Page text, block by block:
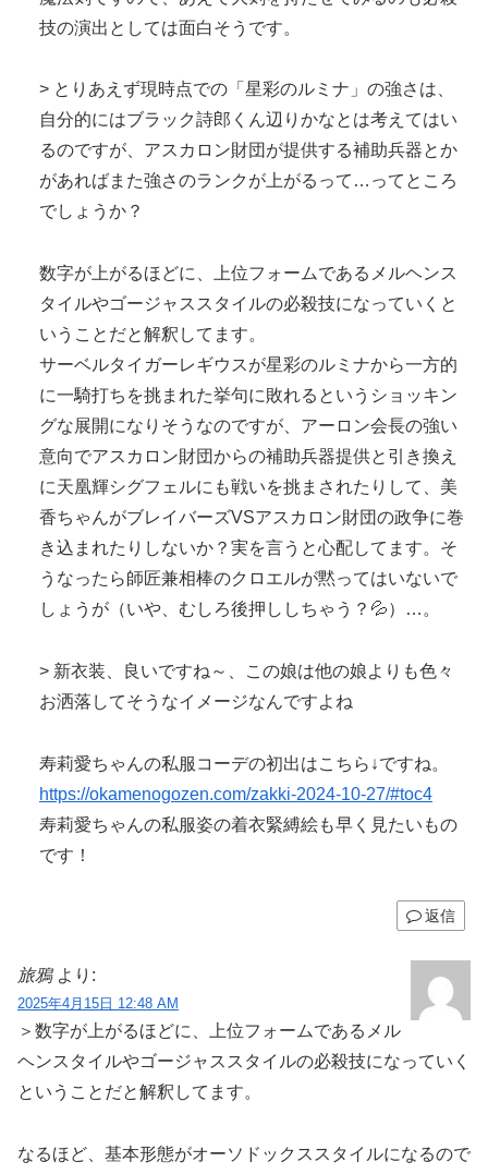
技の演出としては面白そうです。
> とりあえず現時点での「星彩のルミナ」の強さは、
自分的にはブラック詩郎くん辺りかなとは考えてはい
るのですが、アスカロン財団が提供する補助兵器とか
があればまた強さのランクが上がるって…ってところ
でしょうか？
数字が上がるほどに、上位フォームであるメルヘンス
タイルやゴージャススタイルの必殺技になっていくと
いうことだと解釈してます。
サーベルタイガーレギウスが星彩のルミナから一方的
に一騎打ちを挑まれた挙句に敗れるというショッキン
グな展開になりそうなのですが、アーロン会長の強い
意向でアスカロン財団からの補助兵器提供と引き換え
に天凰輝シグフェルにも戦いを挑まされたりして、美
香ちゃんがブレイバーズVSアスカロン財団の政争に巻
き込まれたりしないか？実を言うと心配してます。そ
うなったら師匠兼相棒のクロエルが黙ってはいないで
しょうが（いや、むしろ後押ししちゃう？💦）…。
> 新衣装、良いですね～、この娘は他の娘よりも色々
お洒落してそうなイメージなんですよね
寿莉愛ちゃんの私服コーデの初出はこちら↓ですね。
https://okamenogozen.com/zakki-2024-10-27/#toc4
寿莉愛ちゃんの私服姿の着衣緊縛絵も早く見たいもの
です！
返信
旅鴉 より:
2025年4月15日 12:48 AM
＞数字が上がるほどに、上位フォームであるメル
ヘンスタイルやゴージャススタイルの必殺技になっていく
ということだと解釈してます。
なるほど、基本形態がオーソドックススタイルになるので